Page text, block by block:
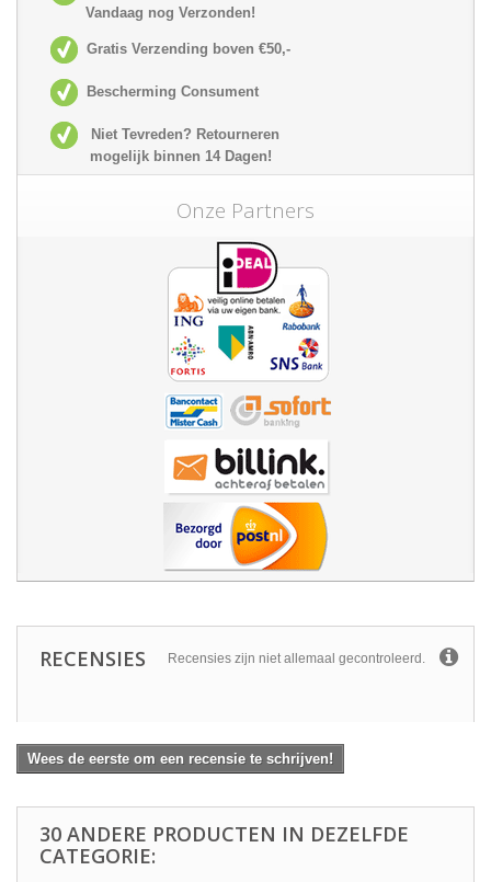
Vandaag nog Verzonden!
Gratis Verzending boven €50,-
Bescherming Consument
Niet Tevreden? Retourneren
mogelijk binnen 14 Dagen!
Onze Partners
RECENSIES Recensies zijn niet allemaal gecontroleerd.
Wees de eerste om een recensie te schrijven!
30 ANDERE PRODUCTEN IN DEZELFDE
CATEGORIE: